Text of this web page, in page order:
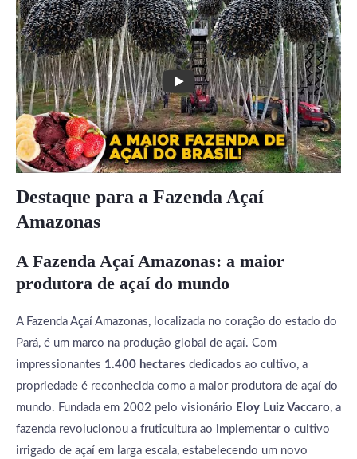
Destaque para a Fazenda Açaí
Amazonas
A Fazenda Açaí Amazonas: a maior
produtora de açaí do mundo
A Fazenda Açaí Amazonas, localizada no coração do estado do
Pará, é um marco na produção global de açaí. Com
impressionantes 1.400 hectares dedicados ao cultivo, a
propriedade é reconhecida como a maior produtora de açaí do
mundo. Fundada em 2002 pelo visionário Eloy Luiz Vaccaro, a
fazenda revolucionou a fruticultura ao implementar o cultivo
irrigado de açaí em larga escala, estabelecendo um novo